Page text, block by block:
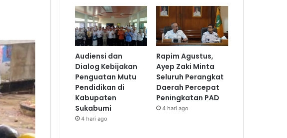
Audiensi dan
Dialog Kebijakan
Penguatan Mutu
Pendidikan di
Kabupaten
Sukabumi
4 hari ago
Rapim Agustus,
Ayep Zaki Minta
Seluruh Perangkat
Daerah Percepat
Peningkatan PAD
4 hari ago